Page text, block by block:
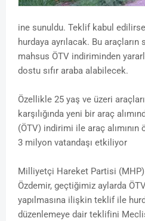
ine sunuldu. Teklif kabul
hurdaya ayrılacak. Bu
mahsus ÖTV indiriminden
dostu sıfır araba alabilecek.
Özellikle 25 yaş ve üzeri
karşılığında yeni bir araç
(ÖTV) indirimi ile araç alımının
3 milyon vatandaşı etkiliyor
Milliyetçi Hareket Partisi
Özdemir, geçtiğimiz aylarda
yapılmasına ilişkin teklif ile
düzenlemeye dair teklifini